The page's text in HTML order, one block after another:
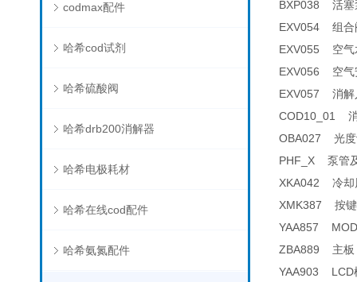
codmax配件
哈希cod试剂
哈希硫酸阀
哈希drb200消解器
哈希电极耗材
哈希在线cod配件
哈希氨氮配件
BXP038 活
EXV054 组合
EXV055 空气
EXV056 空气
EXV057 消解
COD10_01
OBA027 光
PHF_X 泵管
XKA042 冷却
XMK387 按
YAA857
ZBA889 主板
YAA903 LCD